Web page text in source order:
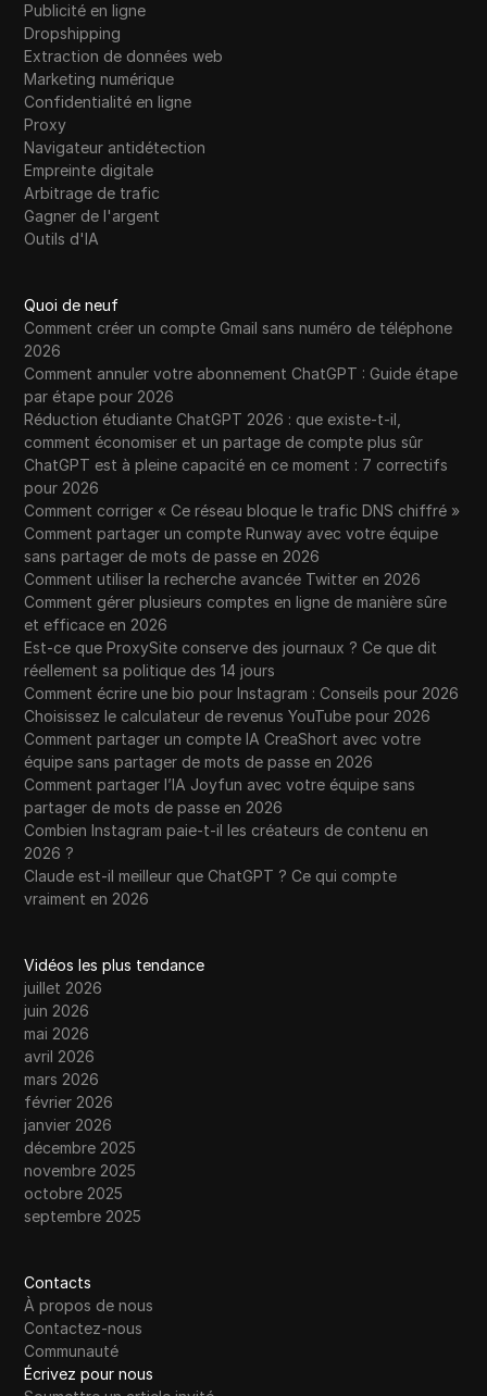
Publicité en ligne
Dropshipping
Extraction de données web
Marketing numérique
Confidentialité en ligne
Proxy
Navigateur antidétection
Empreinte digitale
Arbitrage de trafic
Gagner de l'argent
Outils d'IA
Quoi de neuf
Comment créer un compte Gmail sans numéro de téléphone
2026
Comment annuler votre abonnement ChatGPT : Guide étape
par étape pour 2026
Réduction étudiante ChatGPT 2026 : que existe-t-il,
comment économiser et un partage de compte plus sûr
ChatGPT est à pleine capacité en ce moment : 7 correctifs
pour 2026
Comment corriger « Ce réseau bloque le trafic DNS chiffré »
Comment partager un compte Runway avec votre équipe
sans partager de mots de passe en 2026
Comment utiliser la recherche avancée Twitter en 2026
Comment gérer plusieurs comptes en ligne de manière sûre
et efficace en 2026
Est-ce que ProxySite conserve des journaux ? Ce que dit
réellement sa politique des 14 jours
Comment écrire une bio pour Instagram : Conseils pour 2026
Choisissez le calculateur de revenus YouTube pour 2026
Comment partager un compte IA CreaShort avec votre
équipe sans partager de mots de passe en 2026
Comment partager l’IA Joyfun avec votre équipe sans
partager de mots de passe en 2026
Combien Instagram paie-t-il les créateurs de contenu en
2026 ?
Claude est-il meilleur que ChatGPT ? Ce qui compte
vraiment en 2026
Vidéos les plus tendance
juillet 2026
juin 2026
mai 2026
avril 2026
mars 2026
février 2026
janvier 2026
décembre 2025
novembre 2025
octobre 2025
septembre 2025
Contacts
À propos de nous
Contactez-nous
Communauté
Écrivez pour nous